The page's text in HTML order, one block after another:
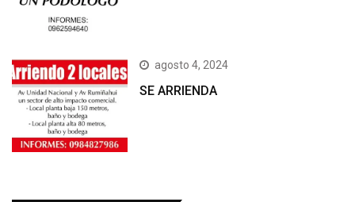
agosto 4, 2024
SE ARRIENDA